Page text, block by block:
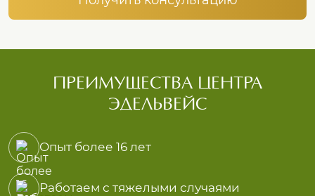
ПРЕИМУЩЕСТВА ЦЕНТРА
ЭДЕЛЬВЕЙС
Опыт более 16 лет
Работаем с тяжелыми случаями